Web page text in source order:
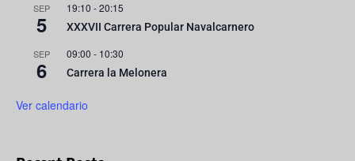
SEP
5
19:10 -20:15
XXXVII Carrera Popular Navalcarnero
SEP
6
09:00 - 10:30
Carrera la Melonera
Ver calendario